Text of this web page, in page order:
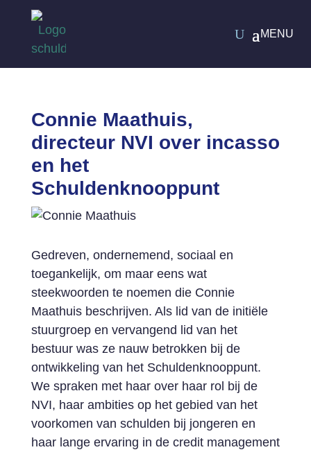
Connie Maathuis,
directeur NVI over incasso
en het
Schuldenknooppunt
Gedreven, ondernemend, sociaal en
toegankelijk, om maar eens wat
steekwoorden te noemen die Connie
Maathuis beschrijven. Als lid van de initiële
stuurgroep en vervangend lid van het
bestuur was ze nauw betrokken bij de
ontwikkeling van het Schuldenknooppunt.
We spraken met haar over haar rol bij de
NVI, haar ambities op het gebied van het
voorkomen van schulden bij jongeren en
haar lange ervaring in de credit management